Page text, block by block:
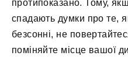
протипоказано. Тому,
спадають думки про те,
безсонні, не
поміняйте місце вашої